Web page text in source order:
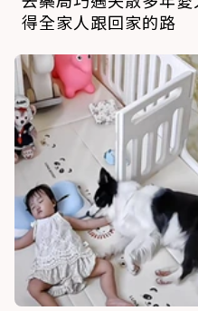
得全家人跟回家的路